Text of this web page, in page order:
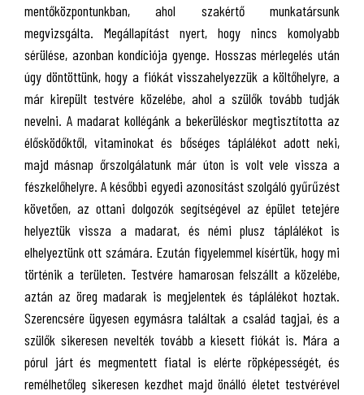
mentőközpontunkban, ahol szakértő munkatársunk
megvizsgálta. Megállapítást nyert, hogy nincs komolyabb
sérülése, azonban kondíciója gyenge. Hosszas mérlegelés után
úgy döntöttünk, hogy a fiókát visszahelyezzük a költőhelyre, a
már kirepült testvére közelébe, ahol a szülők tovább tudják
nevelni. A madarat kollégánk a bekerüléskor megtisztította az
élősködőktől, vitaminokat és bőséges táplálékot adott neki,
majd másnap őrszolgálatunk már úton is volt vele vissza a
fészkelőhelyre. A későbbi egyedi azonosítást szolgáló gyűrűzést
követően, az ottani dolgozók segítségével az épület tetejére
helyeztük vissza a madarat, és némi plusz táplálékot is
elhelyeztünk ott számára. Ezután figyelemmel kísértük, hogy mi
történik a területen. Testvére hamarosan felszállt a közelébe,
aztán az öreg madarak is megjelentek és táplálékot hoztak.
Szerencsére ügyesen egymásra találtak a család tagjai, és a
szülők sikeresen nevelték tovább a kiesett fiókát is. Mára a
pórul járt és megmentett fiatal is elérte röpképességét, és
remélhetőleg sikeresen kezdhet majd önálló életet testvérével